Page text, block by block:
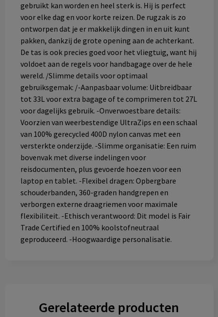
gebruikt kan worden en heel sterk is. Hij is perfect
voor elke dag en voor korte reizen. De rugzak is zo
ontworpen dat je er makkelijk dingen in en uit kunt
pakken, dankzij de grote opening aan de achterkant.
De tas is ook precies goed voor het vliegtuig, want hij
voldoet aan de regels voor handbagage over de hele
wereld. /Slimme details voor optimaal
gebruiksgemak: /-Aanpasbaar volume: Uitbreidbaar
tot 33L voor extra bagage of te comprimeren tot 27L
voor dagelijks gebruik. -Onverwoestbare details:
Voorzien van weerbestendige UltraZips en een schaal
van 100% gerecycled 400D nylon canvas met een
versterkte onderzijde. -Slimme organisatie: Een ruim
bovenvak met diverse indelingen voor
reisdocumenten, plus gevoerde hoezen voor een
laptop en tablet. -Flexibel dragen: Opbergbare
schouderbanden, 360-graden handgrepen en
verborgen externe draagriemen voor maximale
flexibiliteit. -Ethisch verantwoord: Dit model is Fair
Trade Certified en 100% koolstofneutraal
geproduceerd. -Hoogwaardige personalisatie.
Gerelateerde producten